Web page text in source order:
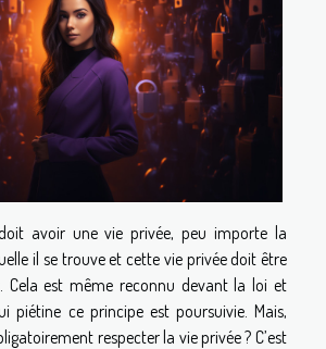
avoir une vie privée, peu importe la
il se trouve et cette vie privée doit être
Cela est même reconnu devant la loi et
piétine ce principe est poursuivie. Mais,
respecter la vie privée ? C’est